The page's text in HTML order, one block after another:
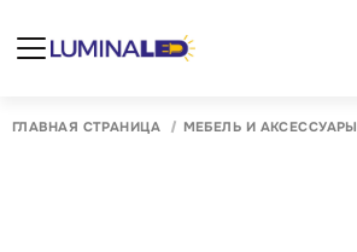
ГЛАВНАЯ СТРАНИЦА МЕБЕЛЬ И АКСЕССУАРЫ